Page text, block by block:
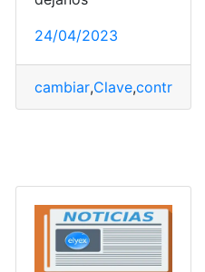
24/04/2023
cambiar,Clave,